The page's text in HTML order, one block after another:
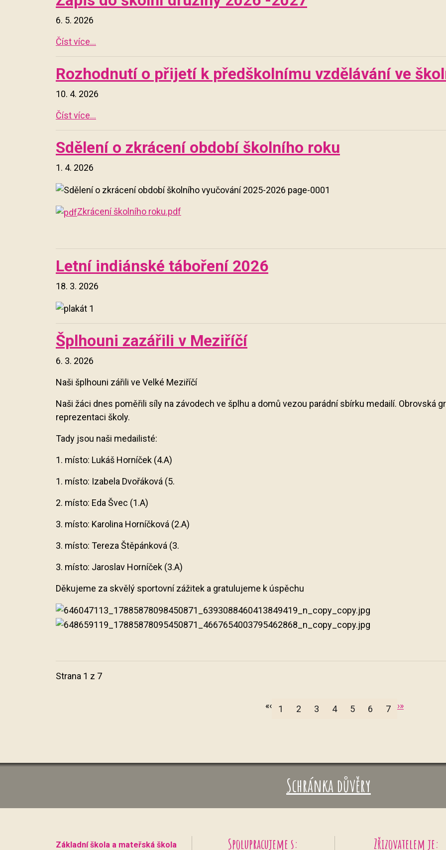
6. 5. 2026
Číst více...
Rozhodnutí o přijetí k předškolnímu vzdělávání ve
10. 4. 2026
Číst více...
Sdělení o zkrácení období školního roku
1. 4. 2026
Zkrácení školního roku.pdf
Letní indiánské táboření 2026
18. 3. 2026
Šplhouni zazářili v Meziříčí
6. 3. 2026
Naši šplhouni zářili ve Velké Meziříčí
Naši žáci dnes poměřili síly na závodech ve šplhu a domů vezou parádní sbírku medailí. Obrovská
reprezentaci školy.
Tady jsou naši medailisté:
1. místo: Lukáš Horníček (4.A)
1. místo: Izabela Dvořáková (5.
2. místo: Eda Švec (1.A)
3. místo: Karolina Horníčková (2.A)
3. místo: Tereza Štěpánková (3.
3. místo: Jaroslav Horníček (3.A)
Děkujeme za skvělý sportovní zážitek a gratulujeme k úspěchu
Strana 1 z 7
«‹ 1 2 3 4 5 6 7 ›»
Schránka důvěry
Základní škola a mateřská škola
Spolupracujeme s: Zřizovatelem je: